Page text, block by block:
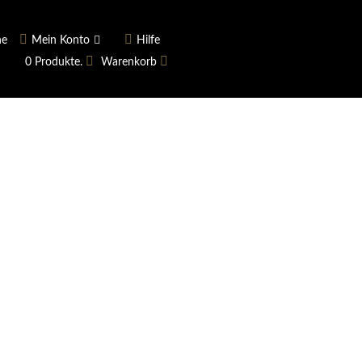
Mein Konto
Anmelden
Hilfe
0 Produkte.
Warenkorb